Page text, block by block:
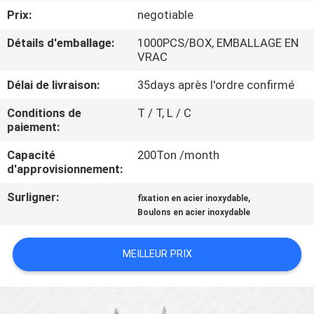
CONTRÔLE
QUALITÉ
CONTACTEZ-
NOUS
NOUVELLES
DEMANDEZ
UNE
Prix:
negotiable
Détails d'emballage:
1000PCS/BOX, EMBALLAGE EN
VRAC
Délai de livraison:
35days après l'ordre confirmé
Conditions de
paiement:
T / T, L / C
Capacité
d'approvisionnement:
200Ton /month
Surligner: fixation en acier inoxydable,
Boulons en acier inoxydable
MEILLEUR PRIX